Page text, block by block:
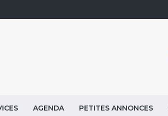
AGENDA PETITES ANNONCES